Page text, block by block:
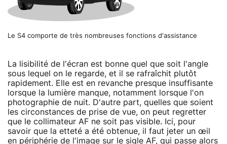
Le S4 comporte de très nombreuses fonctions d'assistance
La lisibilité de l'écran est bonne quel que soit l'angle
sous lequel on le regarde, et il se rafraîchit plutôt
rapidement. Elle est en revanche presque insuffisante
lorsque la lumière manque, notamment lorsque l'on
photographie de nuit. D'autre part, quelles que soient
les circonstances de prise de vue, on peut regretter
que le collimateur AF ne soit pas visible. Ici, pour
savoir que la etteté a été obtenue, il faut jeter un œil
en périphérie de l'image sur le sigle AF, qui passe alors